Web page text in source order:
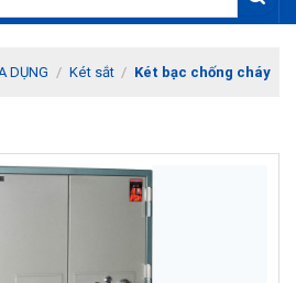
DỤNG / Két sắt / Két bạc chống cháy